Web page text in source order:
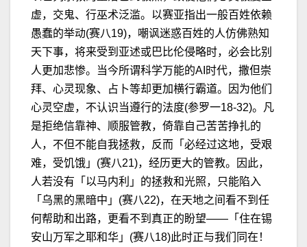
虚，交鬼、行巫术泛滥。以赛亚指出一般百姓依赖
愚蠢的举动(赛八19)，嘲讽迷惑百姓的人仿佛熟知
天下事，将来受到亚述或巴比伦侵略时，必会比别
人更加悲惨。当今所谓科学万能的AI时代，撒但崇
拜、心灵现象、占卜等却更加横行霸道。因为他们
心灵空虚，不认识当遵行的法度(参罗一18-32)。凡
是拒绝信靠神、顺服管教，倚靠自己苦苦挣扎的
人，不但不能自我拯救，反而「必经过这地，受艰
难，受饥饿」(赛八21)，经历更大的管教。因此，
人若没有「以马内利」的拯救和光照，只能陷入
「乌黑的黑暗中」(赛八22)，在天地之间看不到任
何帮助和出路，更看不到真正的盼望——「住在锡
安山万军之耶和华」(赛八18)此时正与我们同在！